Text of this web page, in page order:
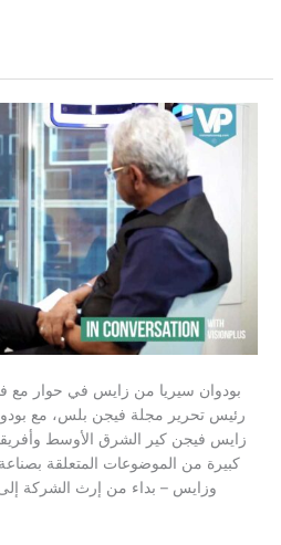
بودوان سيريا من زايس في حوار مع
رئيس تحرير مجلة فيجن بلس، مع
زايس فيجن كير الشرق الأوسط
كبيرة من الموضوعات المتعلقة
وزايس – بداء من إرث الشركة إلى